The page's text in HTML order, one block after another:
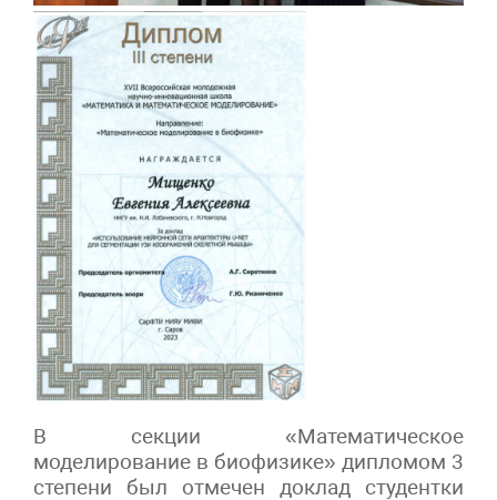
В секции «Математическое
моделирование в биофизике» дипломом 3
степени был отмечен доклад студентки